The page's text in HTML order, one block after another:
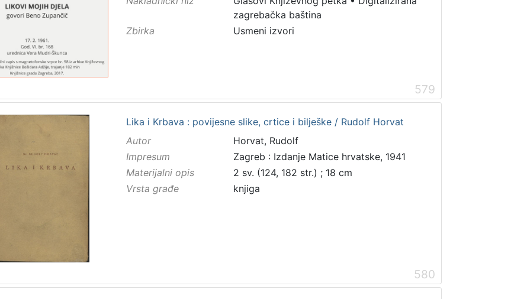
zagrebačka baština
Zbirka
Usmeni izvori
579
Lika i Krbava : povijesne slike, crtice i bilješke / Rudolf Horvat
Autor
Horvat, Rudolf
Impresum
Zagreb : Izdanje Matice hrvatske, 1941
Materijalni opis
2 sv. (124, 182 str.) ; 18 cm
Vrsta građe
knjiga
580